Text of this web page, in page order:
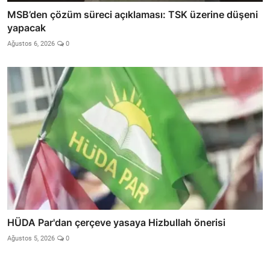
MSB’den çözüm süreci açıklaması: TSK üzerine düşeni
yapacak
Ağustos 6, 2026 0
HÜDA Par'dan çerçeve yasaya Hizbullah önerisi
Ağustos 5, 2026 0